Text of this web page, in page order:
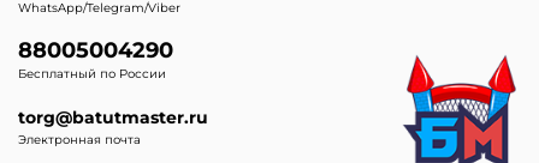
WhatsApp/Telegram/Viber
88005004290
Бесплатный по России
torg@batutmaster.ru
Электронная почта